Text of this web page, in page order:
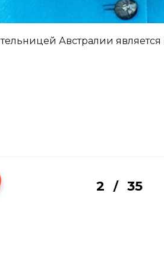
Австралии является
2 / 35